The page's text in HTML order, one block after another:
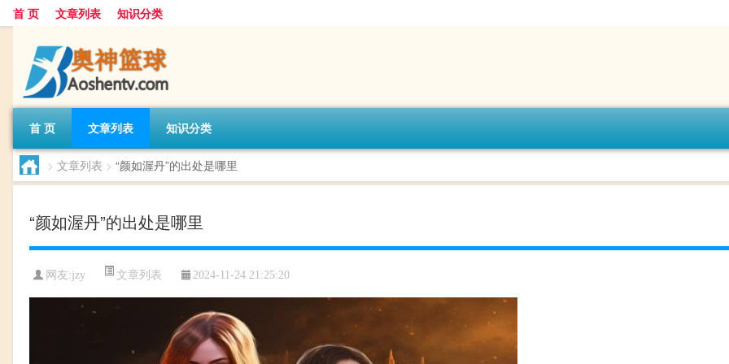
首 页 文章列表 知识分类
首 页 文章列表 知识分类
> 文章列表 > “颜如渥丹”的出处是哪里
“颜如渥丹”的出处是哪里
网友:jzy 文章列表 2024-11-24 21:25:20